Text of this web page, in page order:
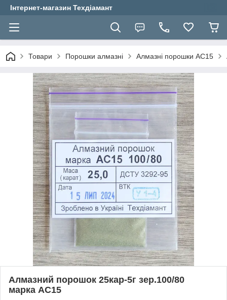
Інтернет-магазин Техдіамант
Товари Порошки алмазні Алмазні порошки АС15
Алмазний порошок 25кар-5г зер.100/80
марка АС15